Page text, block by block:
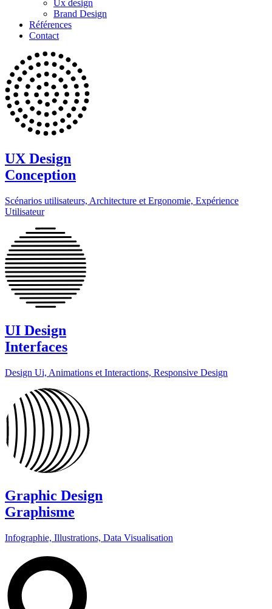
Ux design
Brand Design
Références
Contact
UX Design
Conception
Scénarios utilisateurs, Architecture et Ergonomie, Expérience
Utilisateur
UI Design
Interfaces
Design Ui, Animations et Interactions, Responsive Design
Graphic Design
Graphisme
Infographie, Illustrations, Data Visualisation